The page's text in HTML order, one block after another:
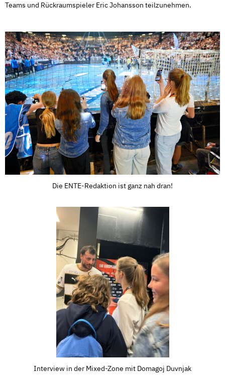
Teams und Rückraumspieler Eric Johansson teilzunehmen.
Die ENTE-Redaktion ist ganz nah dran!
Interview in der Mixed-Zone mit Domagoj Duvnjak